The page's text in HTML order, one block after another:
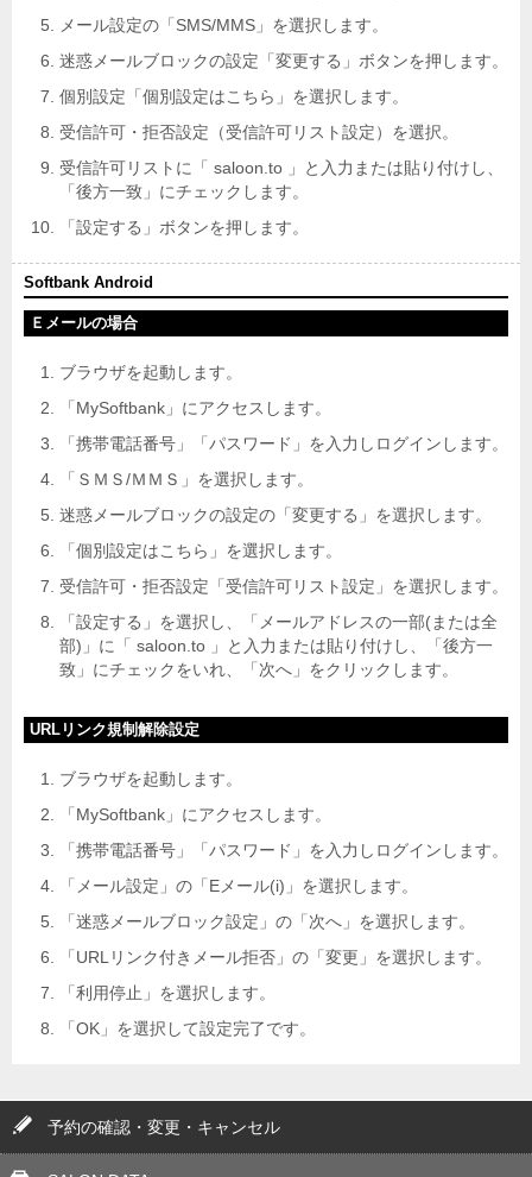
メール設定の「SMS/MMS」を選択します。
迷惑メールブロックの設定「変更する」ボタンを押します。
個別設定「個別設定はこちら」を選択します。
受信許可・拒否設定（受信許可リスト設定）を選択。
受信許可リストに「 saloon.to 」と入力または貼り付けし、
「後方一致」にチェックします。
「設定する」ボタンを押します。
Softbank Android
Ｅメールの場合
ブラウザを起動します。
「MySoftbank」にアクセスします。
「携帯電話番号」「パスワード」を入力しログインします。
「ＳＭＳ/ＭＭＳ」を選択します。
迷惑メールブロックの設定の「変更する」を選択します。
「個別設定はこちら」を選択します。
受信許可・拒否設定「受信許可リスト設定」を選択します。
「設定する」を選択し、「メールアドレスの一部(または全
部)」に「 saloon.to 」と入力または貼り付けし、「後方一
致」にチェックをいれ、「次へ」をクリックします。
URLリンク規制解除設定
ブラウザを起動します。
「MySoftbank」にアクセスします。
「携帯電話番号」「パスワード」を入力しログインします。
「メール設定」の「Eメール(i)」を選択します。
「迷惑メールブロック設定」の「次へ」を選択します。
「URLリンク付きメール拒否」の「変更」を選択します。
「利用停止」を選択します。
「OK」を選択して設定完了です。
予約の確認・変更・キャンセル